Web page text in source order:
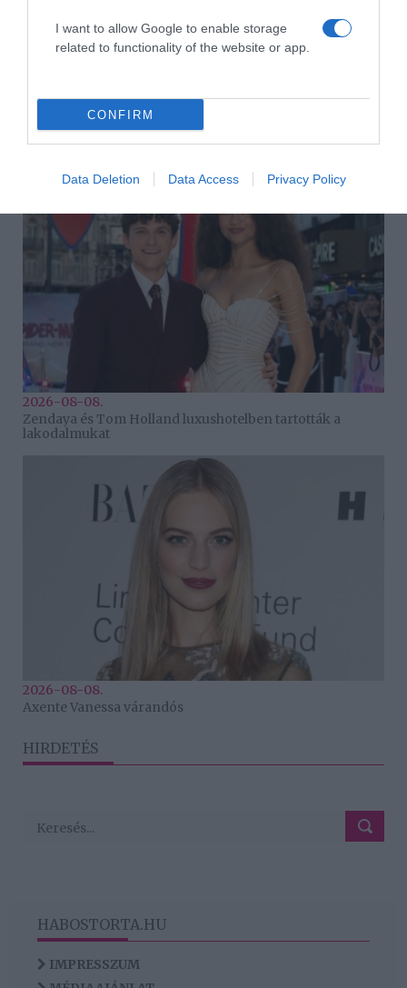
I want to allow Google to enable storage
related to functionality of the website or app.
CONFIRM
Data Deletion Data Access Privacy Policy
2026-08-08.
Takácsatka elleni védekezés kánikulában: így mentheted
meg a növényeidet
2026-08-08.
Zendaya és Tom Holland luxushotelben tartották a
lakodalmukat
2026-08-08.
Axente Vanessa várandós
HIRDETÉS
HABOSTORTA.HU
IMPRESSZUM